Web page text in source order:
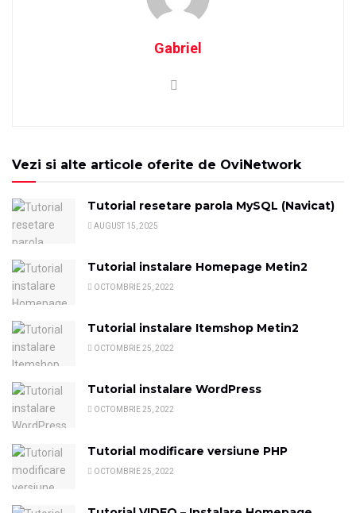
Gabriel
Vezi si alte articole oferite de OviNetwork
Tutorial resetare parola MySQL (Navicat)
AUGUST 15, 2025
Tutorial instalare Homepage Metin2
OCTOMBRIE 25, 2022
Tutorial instalare Itemshop Metin2
OCTOMBRIE 25, 2022
Tutorial instalare WordPress
OCTOMBRIE 25, 2022
Tutorial modificare versiune PHP
OCTOMBRIE 25, 2022